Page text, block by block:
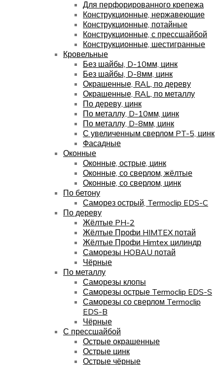
Для перфорированного крепежа
Конструкционные, нержавеющие
Конструкционные, потайные
Конструкционные, с прессшайбой
Конструкционные, шестигранные
Кровельные
Без шайбы, D-10мм, цинк
Без шайбы, D-8мм, цинк
Окрашенные, RAL, по дереву
Окрашенные, RAL, по металлу
По дереву, цинк
По металлу, D-10мм, цинк
По металлу, D-8мм, цинк
С увеличенным сверлом PT-5, цинк
Фасадные
Оконные
Оконные, острые, цинк
Оконные, со сверлом, жёлтые
Оконные, со сверлом, цинк
По бетону
Саморез острый, Termoclip EDS-C
По дереву
Жёлтые PH-2
Жёлтые Профи HIMTEX потай
Жёлтые Профи Himtex цилиндр
Саморезы HOBAU потай
Чёрные
По металлу
Саморезы клопы
Саморезы острые Termoclip EDS-S
Саморезы со сверлом Termoclip
EDS-B
Чёрные
С прессшайбой
Острые окрашенные
Острые цинк
Острые чёрные